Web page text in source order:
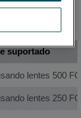
placa de ponto
câmera que
3D Imager.
suportado
lentes 500
lentes 250